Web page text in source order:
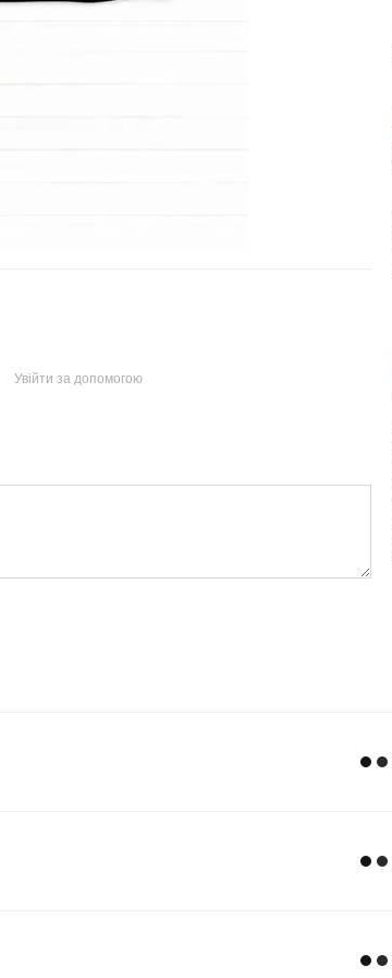
Увійти за допомогою